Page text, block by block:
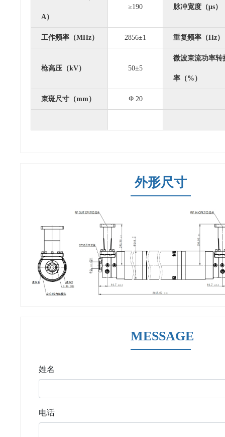
A）
≥190 脉冲宽度（μs）
工作频率（MHz） 2856±1 重复频率（Hz）
枪高压（kV） 50±5
微波束流功率转
率（%）
束斑尺寸（mm） Φ 20
外形尺寸
MESSAGE